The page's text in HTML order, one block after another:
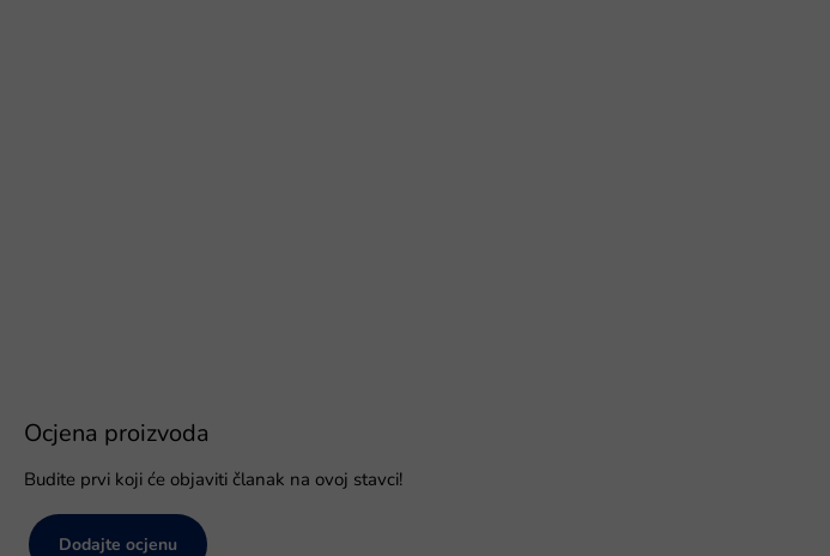
Ocjena proizvoda
Budite prvi koji će objaviti članak na ovoj stavci!
Dodajte ocjenu